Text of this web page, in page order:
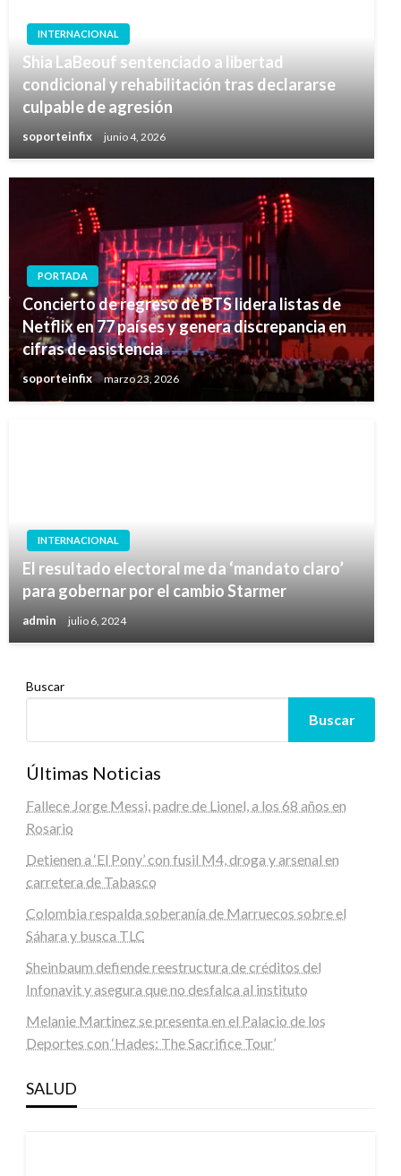
INTERNACIONAL
Shia LaBeouf sentenciado a libertad
condicional y rehabilitación tras declararse
culpable de agresión
soporteinfix junio 4, 2026
PORTADA
Concierto de regreso de BTS lidera listas de
Netflix en 77 países y genera discrepancia en
cifras de asistencia
soporteinfix marzo 23, 2026
INTERNACIONAL
El resultado electoral me da ‘mandato claro’
para gobernar por el cambio Starmer
admin julio 6, 2024
Buscar
Buscar
Últimas Noticias
Fallece Jorge Messi, padre de Lionel, a los 68 años en
Rosario
Detienen a ‘El Pony’ con fusil M4, droga y arsenal en
carretera de Tabasco
Colombia respalda soberanía de Marruecos sobre el
Sáhara y busca TLC
Sheinbaum defiende reestructura de créditos del
Infonavit y asegura que no desfalca al instituto
Melanie Martinez se presenta en el Palacio de los
Deportes con ‘Hades: The Sacrifice Tour’
SALUD